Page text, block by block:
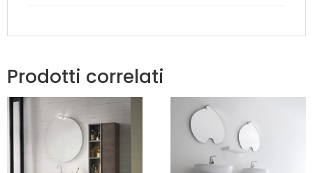
Prodotti correlati